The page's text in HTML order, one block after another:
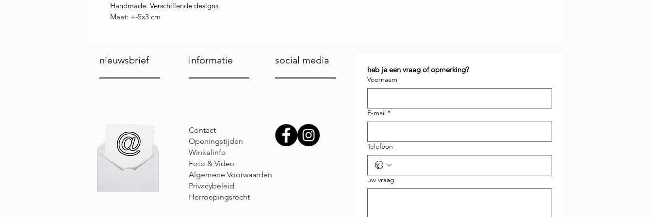
Handmade. Verschillende designs
Maat: +-5x3 cm
nieuwsbrief informatie social media
Contact
Openingstijden
Winkelinfo
Foto & Video
Algemene Voorwaarden
Privacybeleid
Herroepingsrecht
heb je een vraag of opmerking?
Voornaam
E-mail *
Telefoon
uw vraag